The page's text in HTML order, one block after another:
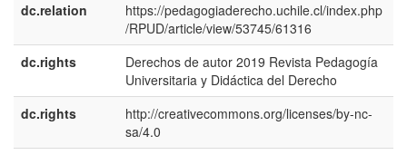
dc.relation
https://pedagogiaderecho.uchile.cl/index.php
/RPUD/article/view/53745/61316
dc.rights
Derechos de autor 2019 Revista Pedagogía
Universitaria y Didáctica del Derecho
dc.rights
http://creativecommons.org/licenses/by-nc-
sa/4.0